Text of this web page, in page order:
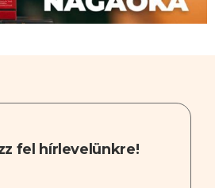
fel hírlevelünkre!